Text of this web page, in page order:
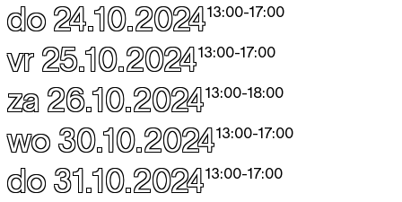
do 24.10.202413:00-17:00
vr 25.10.202413:00-17:00
za 26.10.202413:00-18:00
wo 30.10.202413:00-17:00
do 31.10.202413:00-17:00